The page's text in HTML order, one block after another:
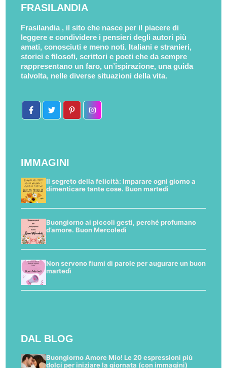
FRASILANDIA
Frasilandia , il sito che nasce per il piacere di
leggere e condividere i pensieri degli autori più
amati, conosciuti e meno noti. Italiani e stranieri,
storici e filosofi, scrittori e poeti che da sempre
rappresentano un faro, un’ispirazione, una guida
talvolta, nelle diverse situazioni della vita.
IMMAGINI
Il segreto della felicità: Imparare ogni giorno a
dimenticare tante cose. Buon martedì
Buongiorno ai piccoli gesti, perché profumano
d’amore. Buon Mercoledì
Non servono fiumi di parole per augurare un buon
martedì
DAL BLOG
Buongiorno Amore Mio! Le 20 espressioni più
dolci per iniziare la giornata (con immagini)